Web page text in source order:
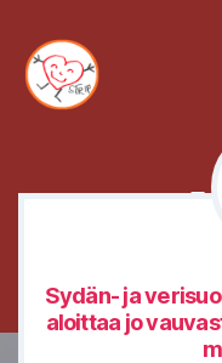
Artikkelit
Sydän- ja
aloittaa jo